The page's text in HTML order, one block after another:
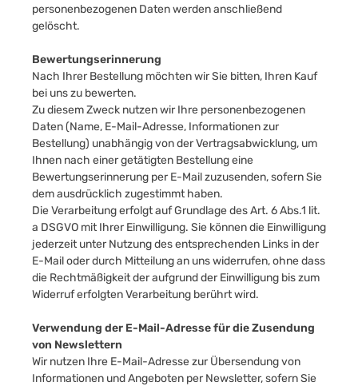
personenbezogenen Daten werden anschließend
gelöscht.
Bewertungserinnerung
Nach Ihrer Bestellung möchten wir Sie bitten, Ihren Kauf
bei uns zu bewerten.
Zu diesem Zweck nutzen wir Ihre personenbezogenen
Daten (Name, E-Mail-Adresse, Informationen zur
Bestellung) unabhängig von der Vertragsabwicklung, um
Ihnen nach einer getätigten Bestellung eine
Bewertungserinnerung per E-Mail zuzusenden, sofern Sie
dem ausdrücklich zugestimmt haben.
Die Verarbeitung erfolgt auf Grundlage des Art. 6 Abs.1 lit.
a DSGVO mit Ihrer Einwilligung. Sie können die Einwilligung
jederzeit unter Nutzung des entsprechenden Links in der
E-Mail oder durch Mitteilung an uns widerrufen, ohne dass
die Rechtmäßigkeit der aufgrund der Einwilligung bis zum
Widerruf erfolgten Verarbeitung berührt wird.
Verwendung der E-Mail-Adresse für die Zusendung
von Newslettern
Wir nutzen Ihre E-Mail-Adresse zur Übersendung von
Informationen und Angeboten per Newsletter, sofern Sie